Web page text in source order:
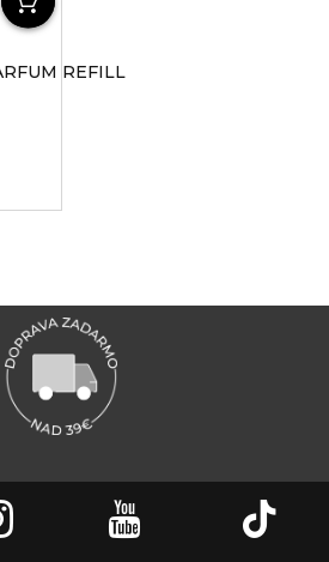
REFILL